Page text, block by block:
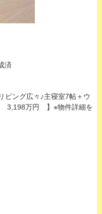
済
ビング広々♪主寝室7帖＋ウ
3,198万円 】※物件詳細を